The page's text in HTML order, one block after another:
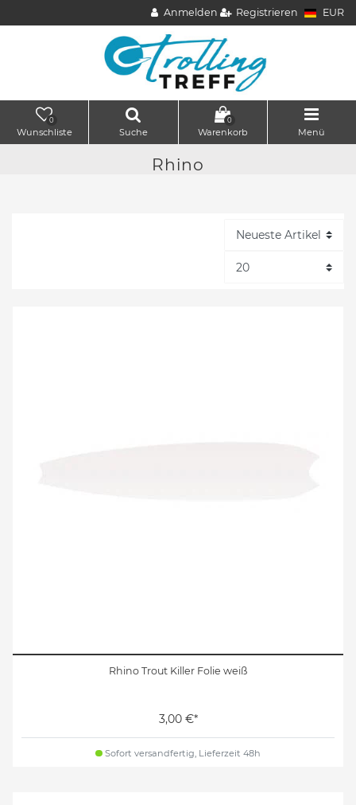
Anmelden Registrieren EUR
0
Wunschliste Suche
0
Warenkorb Menü
Rhino
Rhino Trout Killer Folie weiß
3,00 €*
Sofort versandfertig, Lieferzeit 48h